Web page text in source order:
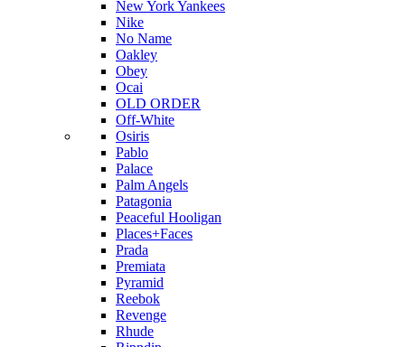
New York Yankees
Nike
No Name
Oakley
Obey
Ocai
OLD ORDER
Off-White
Osiris
Pablo
Palace
Palm Angels
Patagonia
Peaceful Hooligan
Places+Faces
Prada
Premiata
Pyramid
Reebok
Revenge
Rhude